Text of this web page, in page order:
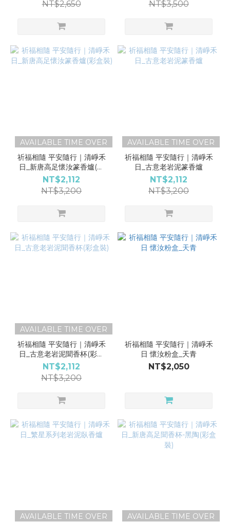
NT$2,650 NT$3,500
AVAILABLE TIME OVER
祈福相隨 平安隨行｜清崢禾
日_新唐高足懷汝篆香爐(彩
盒裝)
NT$2,112
NT$3,200
AVAILABLE TIME OVER
祈福相隨 平安隨行｜清崢禾
日_古意老岩泥篆香爐
NT$2,112
NT$3,200
AVAILABLE TIME OVER
祈福相隨 平安隨行｜清崢禾
日_古意老岩泥聞香杯(彩盒
裝)
NT$2,112
NT$3,200
祈福相隨 平安隨行｜清崢禾
日 懷汝粉盒_天青
NT$2,050
AVAILABLE TIME OVER
AVAILABLE TIME OVER